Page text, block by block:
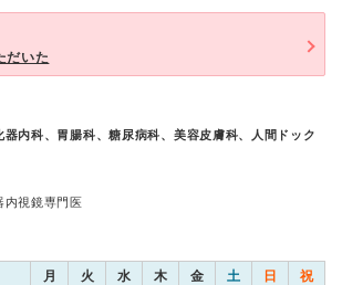
だいた
器内科、胃腸科、糖尿病科、美容皮膚科、人間ドック
内視鏡専門医
月 火 水 木 金 土 日 祝